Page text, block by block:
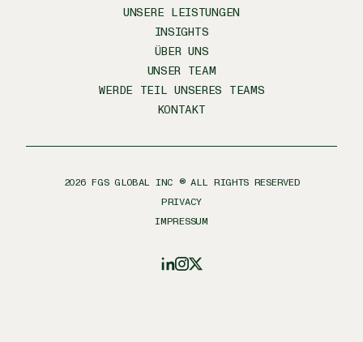
UNSERE LEISTUNGEN
INSIGHTS
ÜBER UNS
UNSER TEAM
WERDE TEIL UNSERES TEAMS
KONTAKT
2026 FGS GLOBAL INC ® ALL RIGHTS RESERVED
PRIVACY
IMPRESSUM